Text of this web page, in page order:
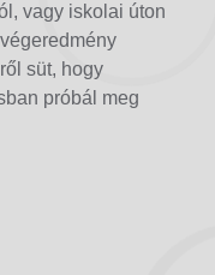
vagy iskolai úton
süt, hogy
próbál meg